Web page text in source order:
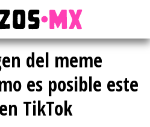
del meme
es posible este
TikTok